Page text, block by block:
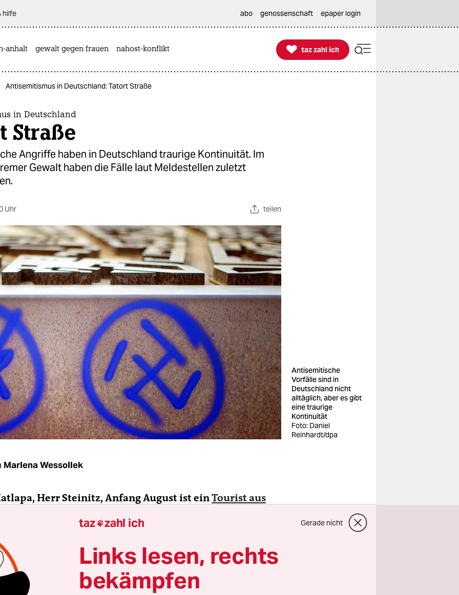
hilfe abo genossenschaft epaper login
anhalt gewalt gegen frauen nahost-konflikt 
taz zahl ich
taz zahl ich
Antisemitismus in Deutschland: Tatort Straße
in Deutschland
Straße
Angriffe haben in Deutschland traurige Kontinuität. Im
Gewalt haben die Fälle laut Meldestellen zuletzt
Uhr teilen
Antisemitische
Vorfälle sind in
Deutschland nicht
alltäglich, aber es gibt
eine traurige
Kontinuität
Foto: Daniel
Reinhardt/dpa
Marlena Wessollek
Herr Steinitz, Anfang August ist einTourist aus
hat. Haben Sie neue Erkenntnisse in dem Fall?
Uns liegen nach wie vor nur wenige Informationen zu
vor.
taz zahl ich Gerade nicht
Links lesen, rechts
bekämpfen